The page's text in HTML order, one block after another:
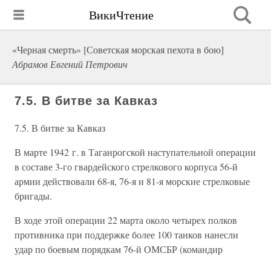
ВикиЧтение
«Черная смерть» [Советская морская пехота в бою]
Абрамов Евгений Петрович
7.5. В битве за Кавказ
7.5. В битве за Кавказ
В марте 1942 г. в Таганрогской наступательной операции
в составе 3-го гвардейского стрелкового корпуса 56-й
армии действовали 68-я, 76-я и 81-я морские стрелковые
бригады.
В ходе этой операции 22 марта около четырех полков
противника при поддержке более 100 танков нанесли
удар по боевым порядкам 76-й ОМСБР (командир